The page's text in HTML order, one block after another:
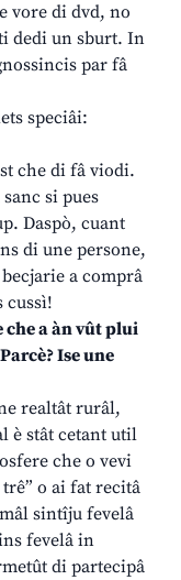
vore di dvd, no
dedi un sburt. In
par fâ
speciâi:
che di fâ viodi.
si pues
Daspò, cuant
di une persone,
a comprâ
cussì!
a àn vût plui
Ise une
realtât rurâl,
è stât cetant util
che o vevi
o ai fat recitâ
sintîju fevelâ
fevelâ in
di partecipâ